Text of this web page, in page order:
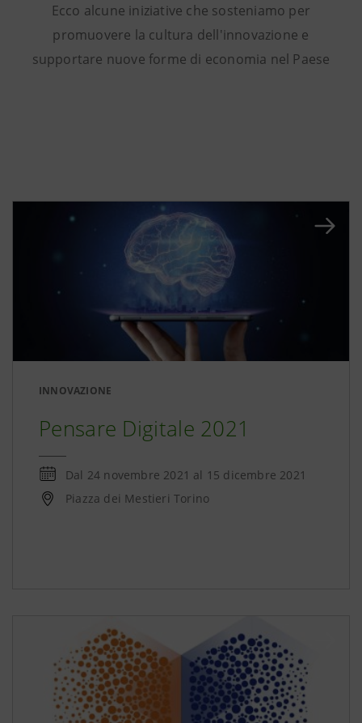
Ecco alcune iniziative che sosteniamo per
promuovere la cultura dell'innovazione e
supportare nuove forme di economia nel Paese
INNOVAZIONE
Pensare Digitale 2021
Dal 24 novembre 2021 al 15 dicembre 2021
Piazza dei Mestieri Torino